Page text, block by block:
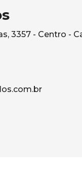
3357 - Centro -